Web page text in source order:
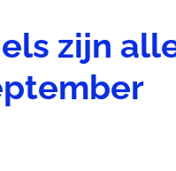
zijn